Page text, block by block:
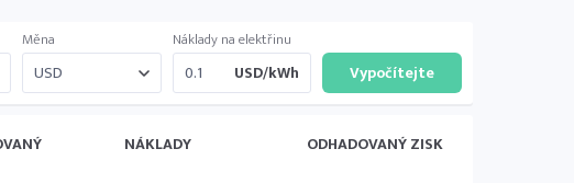
Měna Náklady na elektřinu
USD/kWh
NÁKLADY ODHADOVANÝ ZISK